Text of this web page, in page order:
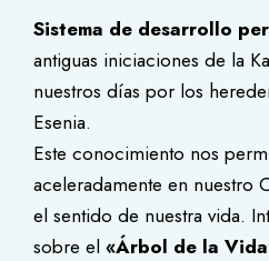
Sistema de desarrollo
antiguas iniciaciones de la
nuestros días por los
Esenia.
Este conocimiento nos
aceleradamente en nuestro
el sentido de nuestra vida.
sobre el «Árbol de la